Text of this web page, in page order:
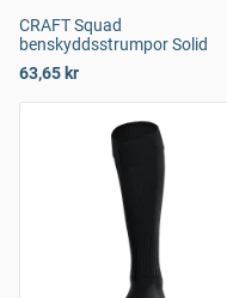
CRAFT Squad
benskyddsstrumpor Solid
63,65 kr